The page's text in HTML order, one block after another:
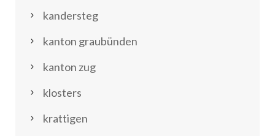
kandersteg
kanton graubünden
kanton zug
klosters
krattigen